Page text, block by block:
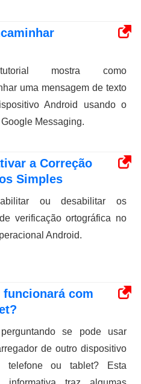
mostra como
uma mensagem de texto
Android usando o
Messaging.
a Correção
Simples
ou desabilitar os
verificação ortográfica no
Android.
com
se pode usar
de outro dispositivo
telefone ou tablet? Esta